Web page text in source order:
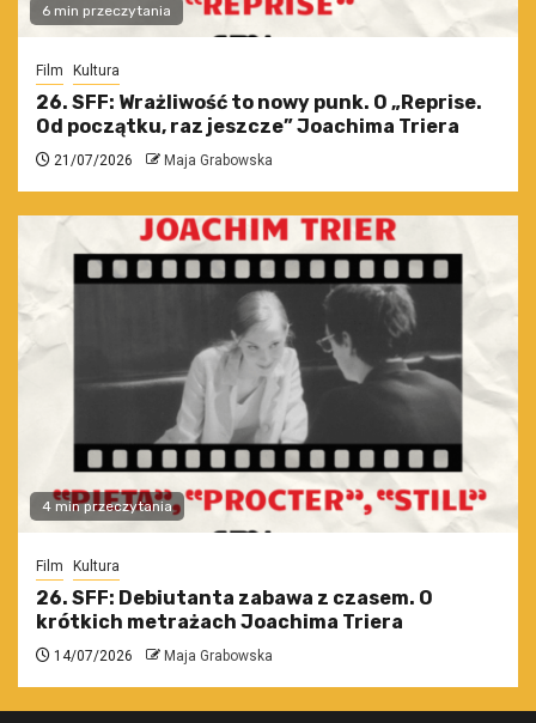
6 min przeczytania
Film Kultura
26. SFF: Wrażliwość to nowy punk. O „Reprise.
Od początku, raz jeszcze” Joachima Triera
21/07/2026 Maja Grabowska
4 min przeczytania
Film Kultura
26. SFF: Debiutanta zabawa z czasem. O
krótkich metrażach Joachima Triera
14/07/2026 Maja Grabowska